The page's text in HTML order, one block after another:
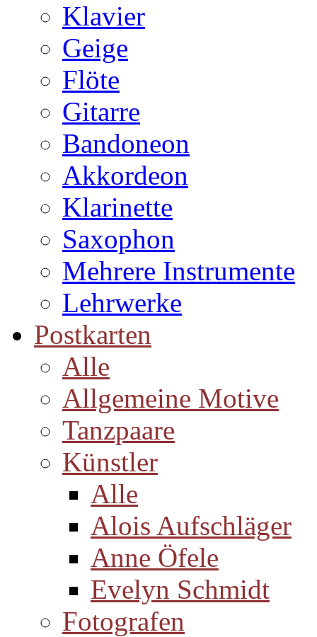
Klavier
Geige
Flöte
Gitarre
Bandoneon
Akkordeon
Klarinette
Saxophon
Mehrere Instrumente
Lehrwerke
Postkarten
Alle
Allgemeine Motive
Tanzpaare
Künstler
Alle
Alois Aufschläger
Anne Öfele
Evelyn Schmidt
Fotografen